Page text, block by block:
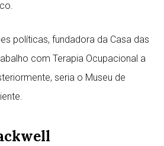
políticas, fundadora da Casa das
com Terapia Ocupacional a
seria o Museu de